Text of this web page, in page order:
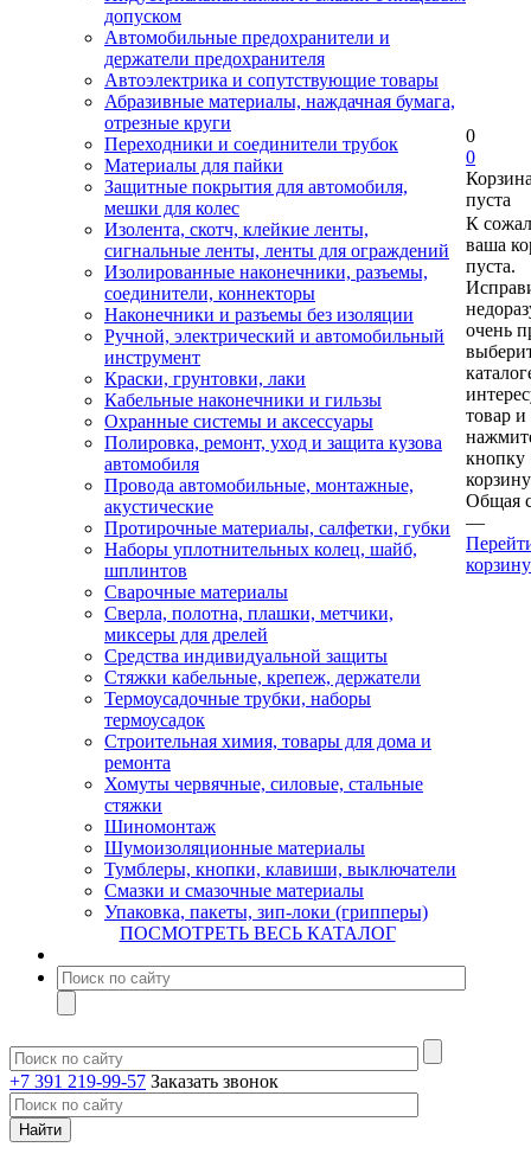
допуском
Автомобильные предохранители и
держатели предохранителя
Автоэлектрика и сопутствующие товары
Абразивные материалы, наждачная бумага,
отрезные круги
Переходники и соединители трубок
Материалы для пайки
Защитные покрытия для автомобиля,
мешки для колес
Изолента, скотч, клейкие ленты,
сигнальные ленты, ленты для ограждений
Изолированные наконечники, разъемы,
соединители, коннекторы
Наконечники и разъемы без изоляции
Ручной, электрический и автомобильный
инструмент
Краски, грунтовки, лаки
Кабельные наконечники и гильзы
Охранные системы и аксессуары
Полировка, ремонт, уход и защита кузова
автомобиля
Провода автомобильные, монтажные,
акустические
Протирочные материалы, салфетки, губки
Наборы уплотнительных колец, шайб,
шплинтов
Сварочные материалы
Сверла, полотна, плашки, метчики,
миксеры для дрелей
Средства индивидуальной защиты
Стяжки кабельные, крепеж, держатели
Термоусадочные трубки, наборы
термоусадок
Строительная химия, товары для дома и
ремонта
Хомуты червячные, силовые, стальные
стяжки
Шиномонтаж
Шумоизоляционные материалы
Тумблеры, кнопки, клавиши, выключатели
Смазки и смазочные материалы
Упаковка, пакеты, зип-локи (грипперы)
ПОСМОТРЕТЬ ВЕСЬ КАТАЛОГ
+7 391 219-99-57 Заказать звонок
0
0
пуста
К
ваша
пуста.
очень
товар и
кнопку
Общая
—
корзину